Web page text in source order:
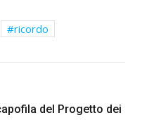
ricordo
del Progetto dei